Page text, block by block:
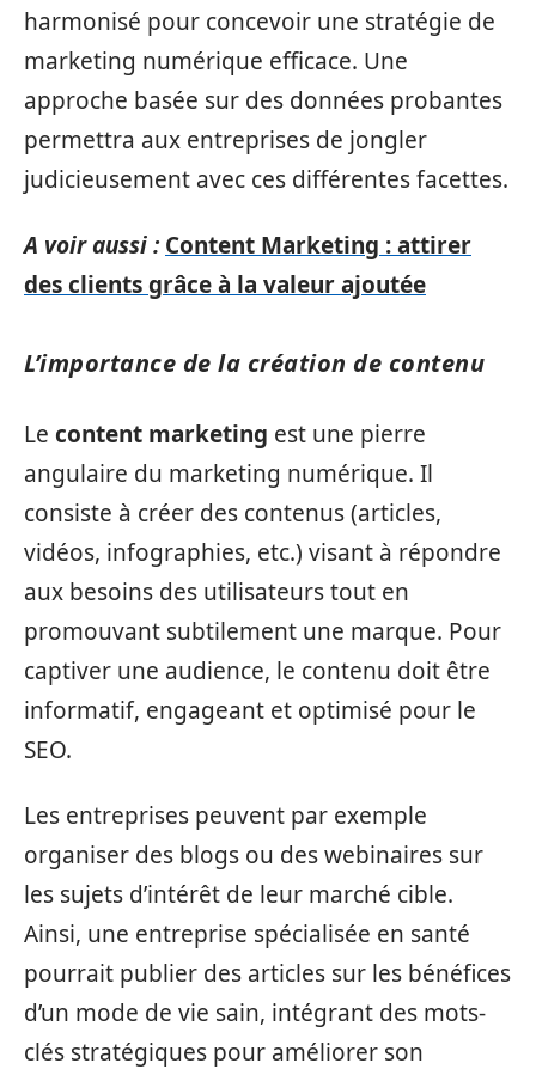
harmonisé pour concevoir une stratégie de
marketing numérique efficace. Une
approche basée sur des données probantes
permettra aux entreprises de jongler
judicieusement avec ces différentes facettes.
A voir aussi : Content Marketing : attirer
des clients grâce à la valeur ajoutée
L’importance de la création de contenu
Le content marketing est une pierre
angulaire du marketing numérique. Il
consiste à créer des contenus (articles,
vidéos, infographies, etc.) visant à répondre
aux besoins des utilisateurs tout en
promouvant subtilement une marque. Pour
captiver une audience, le contenu doit être
informatif, engageant et optimisé pour le
SEO.
Les entreprises peuvent par exemple
organiser des blogs ou des webinaires sur
les sujets d’intérêt de leur marché cible.
Ainsi, une entreprise spécialisée en santé
pourrait publier des articles sur les bénéfices
d’un mode de vie sain, intégrant des mots-
clés stratégiques pour améliorer son